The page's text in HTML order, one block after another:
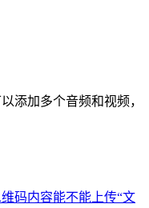
添加多个音频和视频，
码内容能不能上传“文